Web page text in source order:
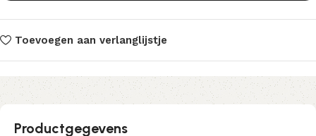
Toevoegen aan verlanglijstje
Productgegevens